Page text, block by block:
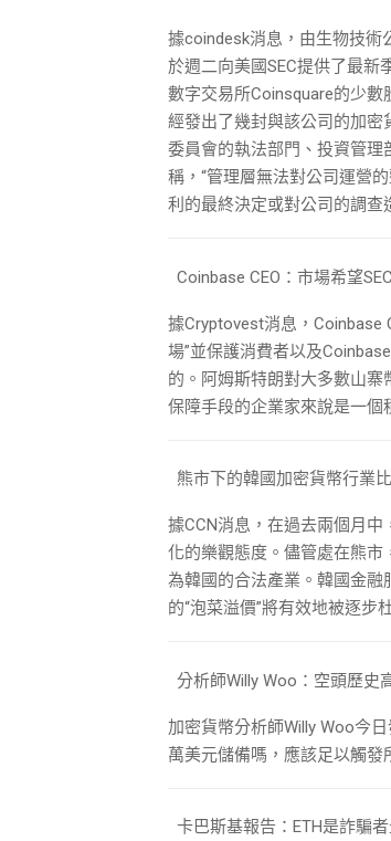
據coindesk消息，由生物技術
於週二向美國SEC提供了最新
數字交易所Coinsquare的少
經發出了幾封與該公司的加密
委員會的執法部門、投資管理
稱，“管理層無法對公司運營
利的最終決定或對公司的調查
Coinbase CEO：市場希望
據Cryptovest消息，Coinbase
場”並保護消費者以及
的。阿姆斯特朗對大多數山
保障手段的企業家來說是一個
熊市下的韓國加密貨幣行業
據CCN消息，在過去兩個月
化的樂觀態度。儘管處在熊
為韓國的合法產業。韓國金融
的“泡菜溢價”將有效地被逐步
分析師Willy Woo：空頭歷史
加密貨幣分析師Willy Woo今
萬美元儲備嗎，應該足以觸發
卡巴斯基報告：ETH是詐騙